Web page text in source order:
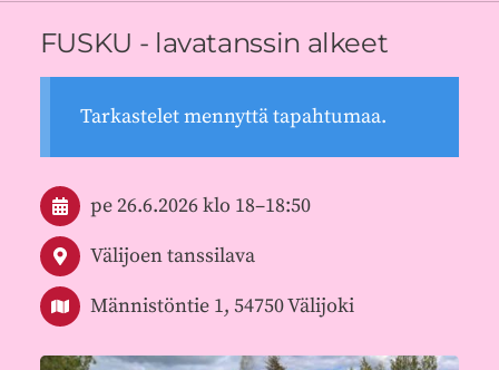
FUSKU - lavatanssin alkeet
Tarkastelet mennyttä tapahtumaa.
pe 26.6.2026klo 18–18:50
Välijoen tanssilava
Männistöntie 1, 54750 Välijoki